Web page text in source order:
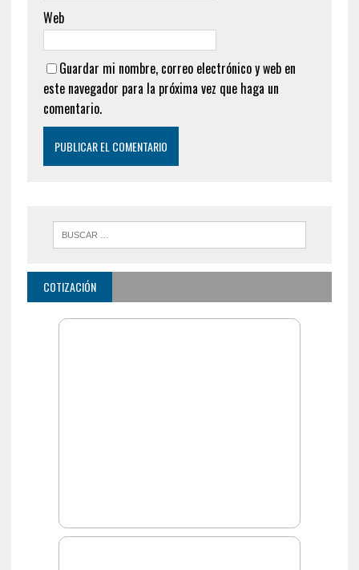
Web
Guardar mi nombre, correo electrónico y web en
este navegador para la próxima vez que haga un
comentario.
COTIZACIÓN